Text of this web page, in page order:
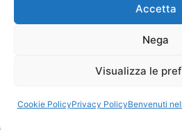
Accetta
Nega
Visualizza le
Cookie PolicyPrivacy PolicyBenvenuti
Copyright 2026
📰 Contenuto Umano Verificato
Privacy Coockie
Pubblicità